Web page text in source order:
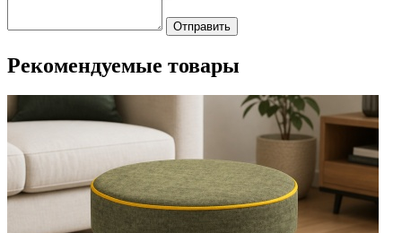
Отправить
Рекомендуемые товары